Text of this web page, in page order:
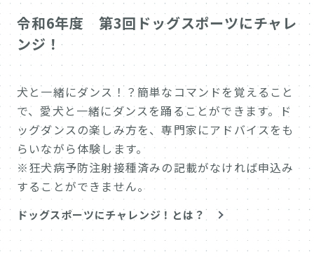
令和6年度 第3回ドッグスポーツにチャレ
ンジ！
犬と一緒にダンス！？簡単なコマンドを覚えること
で、愛犬と一緒にダンスを踊ることができます。ド
ッグダンスの楽しみ方を、専門家にアドバイスをも
らいながら体験します。
※狂犬病予防注射接種済みの記載がなければ申込み
することができません。
ドッグスポーツにチャレンジ！とは？